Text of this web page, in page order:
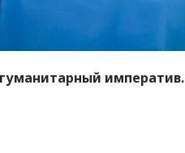
императив.